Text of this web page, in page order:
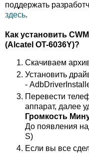
поддержать
здесь.
Как установить
(Alcatel OT-6036Y)?
Скачиваем
Установить
-
Перевести
аппарат, далее
Громкость
До появления
S)
Если вы все